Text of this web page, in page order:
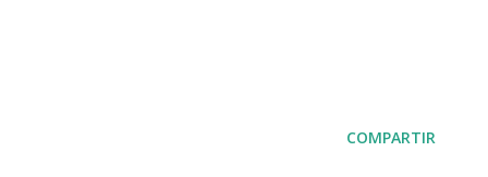
COMPARTIR